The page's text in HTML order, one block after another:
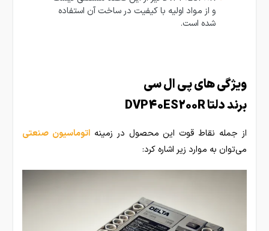
و از مواد اولیه با کیفیت در ساخت آن استفاده
شده است.
ویژگی های پی ال سی
برند دلتا DVP40ES200R
از جمله نقاط قوت این محصول در زمینه اتوماسیون صنعتی
می‌توان به موارد زیر اشاره کرد: